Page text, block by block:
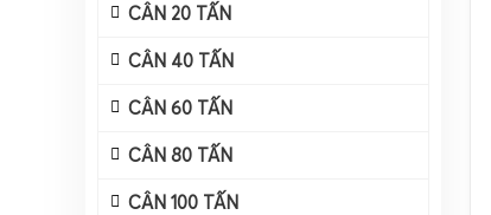
CÂN 20 TẤN
CÂN 40 TẤN
CÂN 60 TẤN
CÂN 80 TẤN
CÂN 100 TẤN